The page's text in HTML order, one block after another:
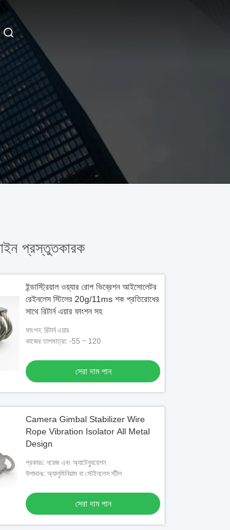
প্রস্তুতকারক
ইন্ডাস্ট্রিয়াল ওয়্যার রোপ ভিব্রেশন আইসোলেটর
রেইনলেস স্টিলের 20g/11ms শক প্রতিরোধের
সাথে রিটার্ন এয়ার ফাংশন সহ
ফাংশন: রিটার্ন এয়ার
কাজের তাপমাত্রা: -55 ~ 120
সেরা দাম পান
Camera Gimbal Stabilizer Wire
Rope Vibration Isolator All Metal
Design
প্রকারঃ: নয়েজ এবং অ্যাটেন্যুয়েশন
উপাদানঃ: অ্যালুমিনিয়াম বা স্টেইনলেস স্টীল
সেরা দাম পান